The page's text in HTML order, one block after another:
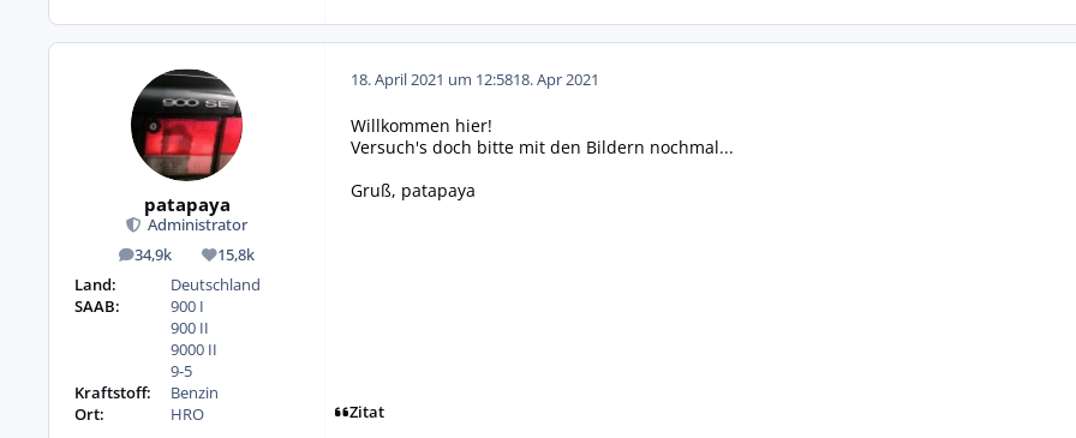
patapaya
Administrator
34,9k
Beiträge 15,8k
Reputation
Land:
Deutschland
SAAB:
900 I
900 II
9000 II
9-5
Kraftstoff:
Benzin
Ort:
HRO
18. April 2021 um 12:5818. Apr 2021
Willkommen hier!
Versuch's doch bitte mit den Bildern nochmal...
Gruß, patapaya
Zitat